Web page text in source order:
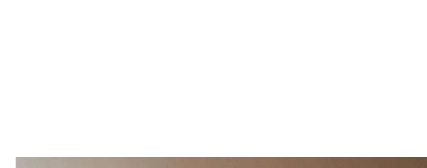
OGRÓD WARZYWA I OWOCE